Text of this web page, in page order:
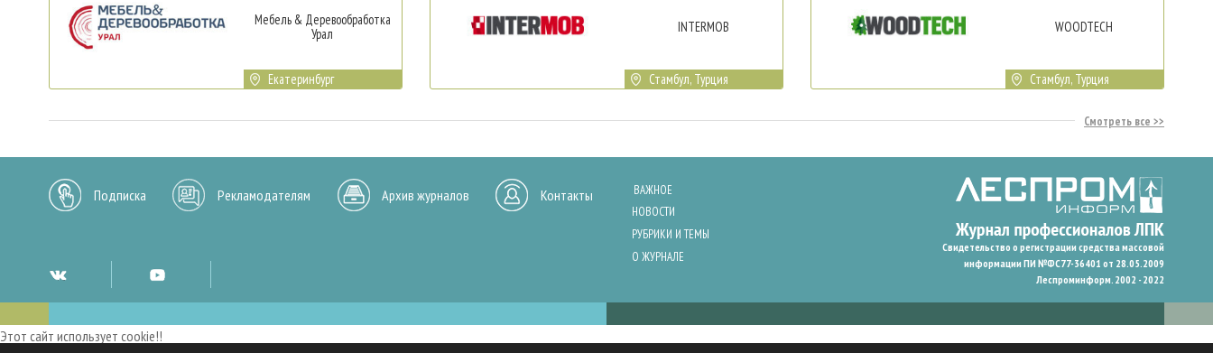
Мебель & Деревообработка
Урал
Екатеринбург
INTERMOB
Стамбул, Турция
WOODTECH
Стамбул, Турция
Смотреть все
Подписка Рекламодателям Архив журналов Контакты
ВАЖНОЕ
НОВОСТИ
РУБРИКИ И ТЕМЫ
О ЖУРНАЛЕ
Свидетельство о регистрации средства массовой
информации ПИ №ФС77-36401 от 28.05.2009
Леспроминформ. 2002 - 2022
Этот сайт использует cookie!!